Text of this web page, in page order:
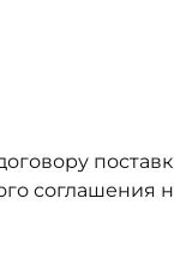
соглашения